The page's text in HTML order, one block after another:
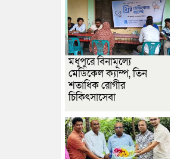
মধুপুরে বিনামূল্যে
মেডিকেল ক্যাম্প, তিন
শতাধিক রোগীর
চিকিৎসাসেবা